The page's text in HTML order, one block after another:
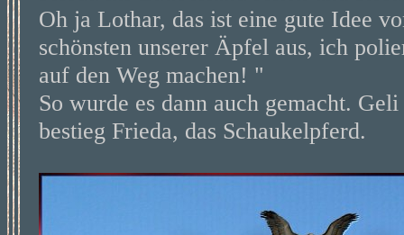
Oh ja Lothar, das ist eine gute Idee
schönsten unserer Äpfel aus, ich
auf den Weg machen! "
So wurde es dann auch gemacht.
bestieg Frieda, das Schaukelpferd.